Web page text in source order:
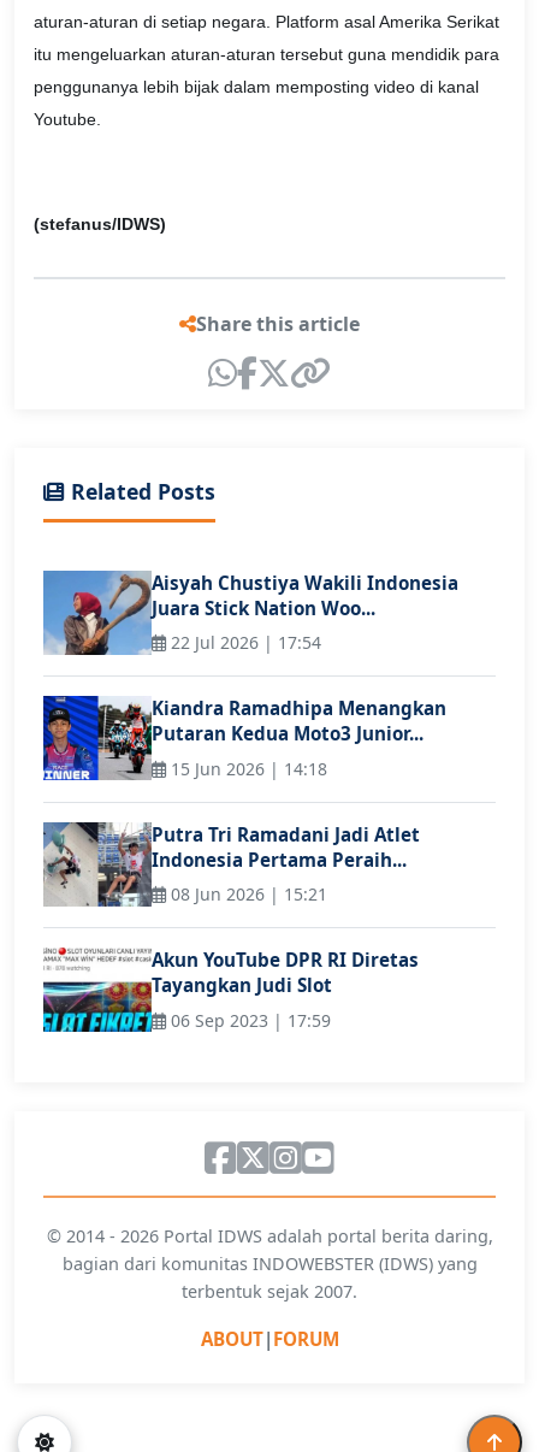
aturan-aturan di setiap negara. Platform asal Amerika Serikat
itu mengeluarkan aturan-aturan tersebut guna mendidik para
penggunanya lebih bijak dalam memposting video di kanal
Youtube.
(stefanus/IDWS)
Share this article
Related Posts
Aisyah Chustiya Wakili Indonesia
Juara Stick Nation Woo...
22 Jul 2026 | 17:54
Kiandra Ramadhipa Menangkan
Putaran Kedua Moto3 Junior...
15 Jun 2026 | 14:18
Putra Tri Ramadani Jadi Atlet
Indonesia Pertama Peraih...
08 Jun 2026 | 15:21
Akun YouTube DPR RI Diretas
Tayangkan Judi Slot
06 Sep 2023 | 17:59
© 2014 - 2026 Portal IDWS adalah portal berita daring,
bagian dari komunitas INDOWEBSTER (IDWS) yang
terbentuk sejak 2007.
ABOUT| FORUM